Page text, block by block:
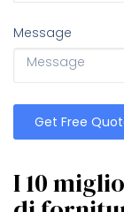
Message
Get Free
I 10